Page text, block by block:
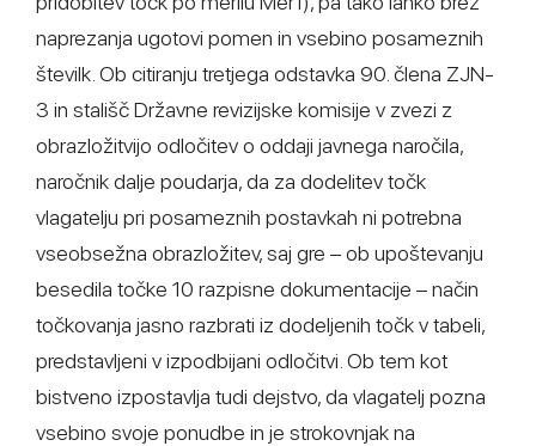
naprezanja ugotovi pomen in vsebino posameznih
številk. Ob citiranju tretjega odstavka 90. člena ZJN-
3 in stališč Državne revizijske komisije v zvezi z
obrazložitvijo odločitev o oddaji javnega naročila,
naročnik dalje poudarja, da za dodelitev točk
vlagatelju pri posameznih postavkah ni potrebna
vseobsežna obrazložitev, saj gre – ob upoštevanju
besedila točke 10 razpisne dokumentacije – način
točkovanja jasno razbrati iz dodeljenih točk v tabeli,
predstavljeni v izpodbijani odločitvi. Ob tem kot
bistveno izpostavlja tudi dejstvo, da vlagatelj pozna
vsebino svoje ponudbe in je strokovnjak na